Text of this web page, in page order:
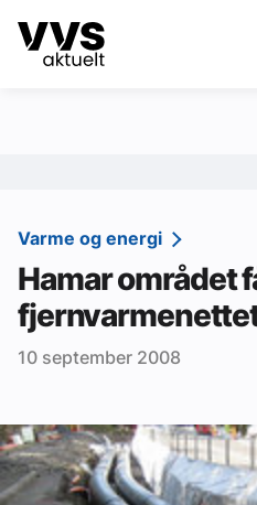
Kategorier
Sanitær
Ventilasjon
Varme og energi
Byggautomasjon
Aktuelle prosjekter
Varme og energi
Hamar området
10 september 2008